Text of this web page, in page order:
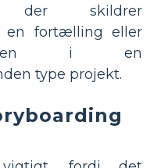
der skildrer
en fortælling eller
i en
type projekt.